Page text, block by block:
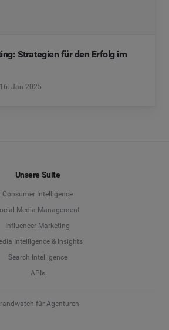
Strategien für den Erfolg im
16. Jan 2025
Unsere Suite
Consumer Intelligence
Media Management
Influencer Marketing
Intelligence & Insights
Search Intelligence
APIs
für Agenturen